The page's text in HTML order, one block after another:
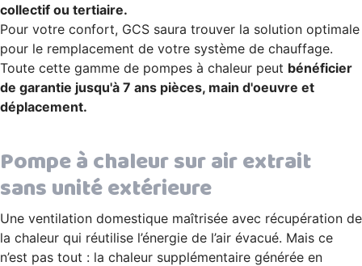
collectif ou tertiaire.
Pour votre confort, GCS saura trouver la solution optimale
pour le remplacement de votre système de chauffage.
Toute cette gamme de pompes à chaleur peut bénéficier
de garantie jusqu'à 7 ans pièces, main d'oeuvre et
déplacement.
Pompe à chaleur sur air extrait
sans unité extérieure
Une ventilation domestique maîtrisée avec récupération de
la chaleur qui réutilise l’énergie de l’air évacué. Mais ce
n’est pas tout : la chaleur supplémentaire générée en